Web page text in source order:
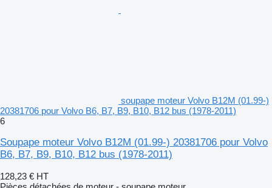
soupape moteur Volvo B12M (01.99-)
20381706 pour Volvo B6, B7, B9, B10, B12 bus (1978-2011)
6
Soupape moteur Volvo B12M (01.99-) 20381706 pour Volvo
B6, B7, B9, B10, B12 bus (1978-2011)
128,23 € HT